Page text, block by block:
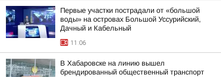
Первые участки пострадали от «большой
воды» на островах Большой Уссурийский,
Дачный и Кабельный
11:06
В Хабаровске на линию вышел
брендированный общественный транспорт